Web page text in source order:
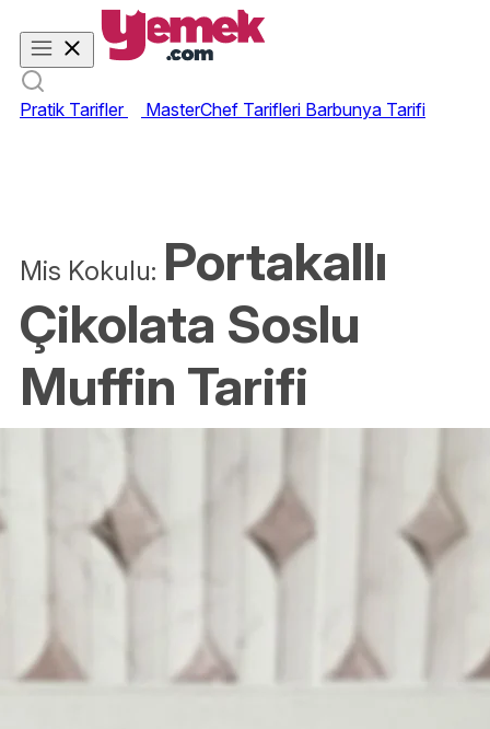
Pratik Tarifler MasterChef Tarifleri Barbunya Tarifi
Mis Kokulu: Portakallı
Çikolata Soslu
Muffin Tarifi